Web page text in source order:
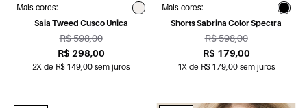
Mais cores:
Saia Tweed Cusco Unica
R$ 598,00
R$ 298,00
2X de R$ 149,00 sem juros
Mais cores:
Shorts Sabrina Color Spectra
R$ 598,00
R$ 179,00
1X de R$ 179,00 sem juros